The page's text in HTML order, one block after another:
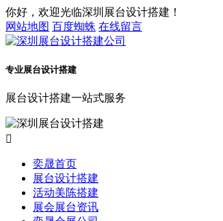
你好，欢迎光临深圳展台设计搭建！
网站地图 百度蜘蛛 在线留言
专业展台设计搭建
展台设计搭建一站式服务

奕晟首页
展台设计搭建
活动美陈搭建
展会展台资讯